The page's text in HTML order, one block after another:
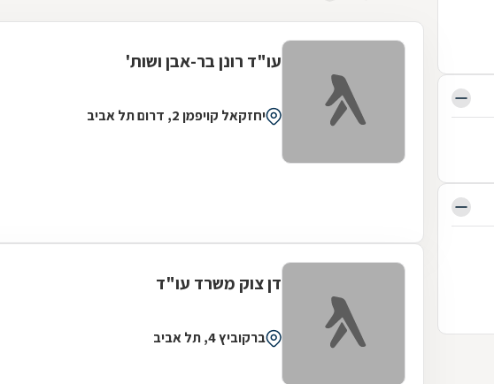
עו"ד רונן בר-אבן ושות'
יחזקאל קויפמן 2, דרום תל אביב
דן צוק משרד עו"ד
ברקוביץ 4, תל אביב